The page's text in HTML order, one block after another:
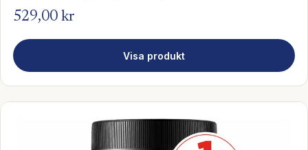
529,00 kr
Visa produkt